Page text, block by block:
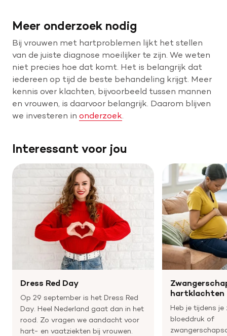
Meer onderzoek nodig
Bij vrouwen met hartproblemen lijkt het stellen
van de juiste diagnose moeilijker te zijn. We weten
niet precies hoe dat komt. Het is belangrijk dat
iedereen op tijd de beste behandeling krijgt. Meer
kennis over klachten, bijvoorbeeld tussen mannen
en vrouwen, is daarvoor belangrijk. Daarom blijven
we investeren in onderzoek
Interessant voor jou
Dress Red Day
Op 29 september is het Dress Red
Day. Heel Nederland gaat dan in het
rood. Zo vragen we aandacht voor
hart- en vaatziekten bij vrouwen.
hartklachten
Heb je tijdens
bloeddruk of